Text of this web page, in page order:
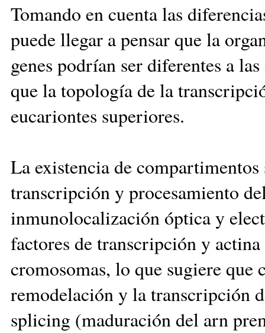
Tomando en cuenta las
puede llegar a pensar que la
genes podrían ser diferentes a
que la topología de la
eucariontes superiores.
La existencia de
transcripción y procesamiento
inmunolocalización óptica y
factores de transcripción y actina
cromosomas, lo que sugiere
remodelación y la transcripción
splicing (maduración del arn